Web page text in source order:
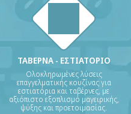
ΤΑΒΕΡΝΑ - ΕΣΤΙΑΤΟΡΙΟ
Ολοκληρωμένες λύσεις
επαγγελματικής κουζίνας για
εστιατόρια και ταβέρνες, με
αξιόπιστο εξοπλισμό μαγειρικής,
ψύξης και προετοιμασίας.